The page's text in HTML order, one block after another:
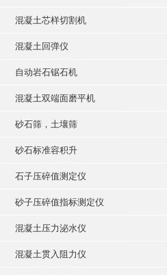
混凝土芯样切割机
混凝土回弹仪
自动岩石锯石机
混凝土双端面磨平机
砂石筛，土壤筛
砂石标准容积升
石子压碎值测定仪
砂子压碎值指标测定仪
混凝土压力泌水仪
混凝土贯入阻力仪